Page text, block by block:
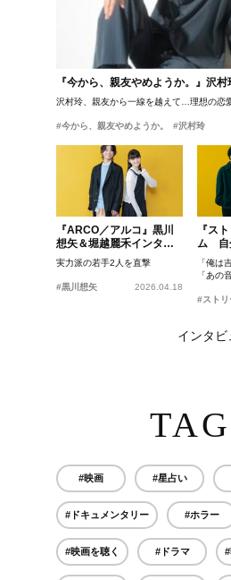
『今から、親友やめようか。』沢
沢村玲、親友から一線を越えて…理想の恋
#今から、親友やめようか。 #沢村玲
『ARCO／アルコ』黒川
想矢＆堀越麗禾インタビ
ュー
実力派の若手2人を直撃
#黒川想矢 2026.04.18
『ス
ム 自
せ。
也、
ー
「俺は
「あの
#スト
インタ
TAG
#映画 #星占い
#ドキュメンタリー #ホラー
#映画を聴く #ドラマ